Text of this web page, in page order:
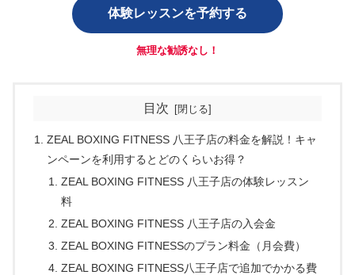
体験レッスンを予約する
無理な勧誘なし！
目次
ZEAL BOXING FITNESS 八王子店の料金を解説！キャ
ンペーンを利用するとどのくらいお得？
ZEAL BOXING FITNESS 八王子店の体験レッスン
料
ZEAL BOXING FITNESS 八王子店の入会金
ZEAL BOXING FITNESSのプラン料金（月会費）
ZEAL BOXING FITNESS八王子店で追加でかかる費